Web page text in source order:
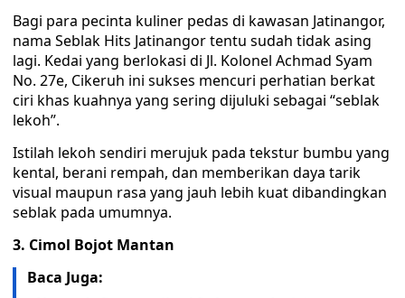
Bagi para pecinta kuliner pedas di kawasan Jatinangor,
nama Seblak Hits Jatinangor tentu sudah tidak asing
lagi. Kedai yang berlokasi di Jl. Kolonel Achmad Syam
No. 27e, Cikeruh ini sukses mencuri perhatian berkat
ciri khas kuahnya yang sering dijuluki sebagai “seblak
lekoh”.
Istilah lekoh sendiri merujuk pada tekstur bumbu yang
kental, berani rempah, dan memberikan daya tarik
visual maupun rasa yang jauh lebih kuat dibandingkan
seblak pada umumnya.
3. Cimol Bojot Mantan
Baca Juga: